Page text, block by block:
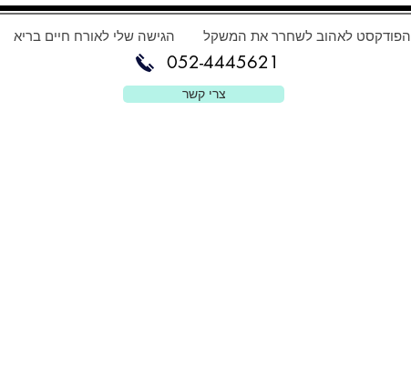
הפודקסט לאהוב לשחרר את המשקל הגישה שלי לאורח חיים בריא
052-4445621
צרי קשר